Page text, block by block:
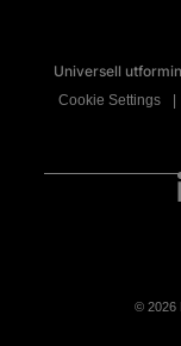
Universell
Cookie Settings
© 2026